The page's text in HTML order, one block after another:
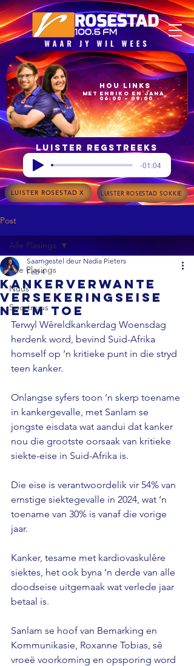
06:00 – 09:00
met Enriko en Jana
Hou Links
Luister regstreeks
-01:04
LUISTER ROSESTAD X LUISTER ROSESTAD SOKKIE
Post
Alle Plasings
Nuus
Sportnuus
Alle Plasings
Kankerverwante
versekeringseise
neem toe
Saamgestel deur Nadia Pieters
Feb 4
Terwyl Wêreldkankerdag Woensdag
herdenk word, bevind Suid-Afrika
homself op ‘n kritieke punt in die stryd
teen kanker.
Onlangse syfers toon ‘n skerp toename
in kankergevalle, met Sanlam se
jongste eisdata wat aandui dat kanker
nou die grootste oorsaak van kritieke
siekte-eise in Suid-Afrika is.
Die eise is verantwoordelik vir 54% van
ernstige siektegevalle in 2024, wat ‘n
toename van 30% is vanaf die vorige
jaar.
Kanker, tesame met kardiovaskulêre
siektes, het ook byna ‘n derde van alle
doodseise uitgemaak wat verlede jaar
betaal is.
Sanlam se hoof van Bemarking en
Kommunikasie, Roxanne Tobias, sê
vroeë voorkoming en opsporing word